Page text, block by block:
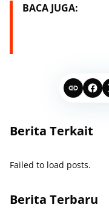
BACA JUGA:
Berita Terkait
Failed to load posts.
Berita Terbaru